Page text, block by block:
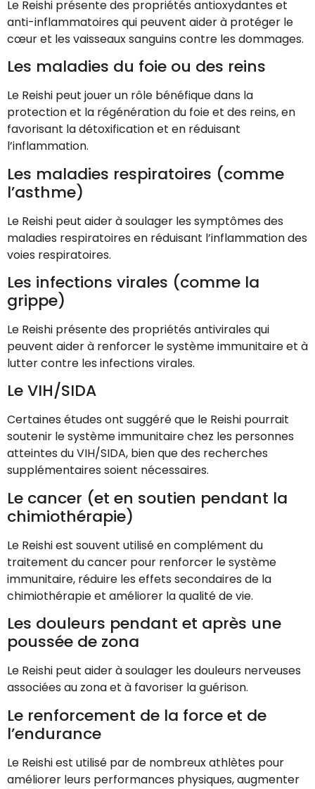
Le Reishi présente des propriétés antioxydantes et
anti-inflammatoires qui peuvent aider à protéger le
cœur et les vaisseaux sanguins contre les dommages.
Les maladies du foie ou des reins
Le Reishi peut jouer un rôle bénéfique dans la
protection et la régénération du foie et des reins, en
favorisant la détoxification et en réduisant
l’inflammation.
Les maladies respiratoires (comme
l’asthme)
Le Reishi peut aider à soulager les symptômes des
maladies respiratoires en réduisant l’inflammation des
voies respiratoires.
Les infections virales (comme la
grippe)
Le Reishi présente des propriétés antivirales qui
peuvent aider à renforcer le système immunitaire et à
lutter contre les infections virales.
Le VIH/SIDA
Certaines études ont suggéré que le Reishi pourrait
soutenir le système immunitaire chez les personnes
atteintes du VIH/SIDA, bien que des recherches
supplémentaires soient nécessaires.
Le cancer (et en soutien pendant la
chimiothérapie)
Le Reishi est souvent utilisé en complément du
traitement du cancer pour renforcer le système
immunitaire, réduire les effets secondaires de la
chimiothérapie et améliorer la qualité de vie.
Les douleurs pendant et après une
poussée de zona
Le Reishi peut aider à soulager les douleurs nerveuses
associées au zona et à favoriser la guérison.
Le renforcement de la force et de
l’endurance
Le Reishi est utilisé par de nombreux athlètes pour
améliorer leurs performances physiques, augmenter